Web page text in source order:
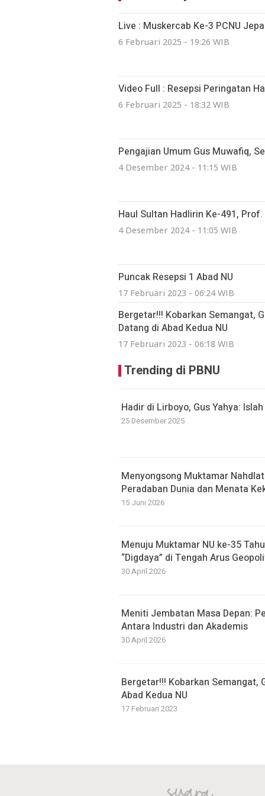
Live : Muskercab Ke-3 PCNU
6 Februari 2025 - 19:26 WIB
Video Full : Resepsi Peringatan
6 Februari 2025 - 18:32 WIB
Pengajian Umum Gus Muwafiq,
4 Desember 2024 - 11:15 WIB
Haul Sultan Hadlirin Ke-491,
4 Desember 2024 - 11:05 WIB
Puncak Resepsi 1 Abad NU
17 Februari 2023 - 06:24 WIB
Bergetar!!! Kobarkan Semangat,
Datang di Abad Kedua NU
17 Februari 2023 - 06:18 WIB
Trending di PBNU
Hadir di Lirboyo, Gus Yahya:
25 Desember 2025
Menyongsong Muktamar
Peradaban Dunia dan Menata
15 Juni 2026
Menuju Muktamar NU ke-35
“Digdaya” di Tengah Arus
30 April 2026
Meniti Jembatan Masa Depan:
Antara Industri dan Akademis
30 April 2026
Bergetar!!! Kobarkan Semangat,
Abad Kedua NU
17 Februari 2023